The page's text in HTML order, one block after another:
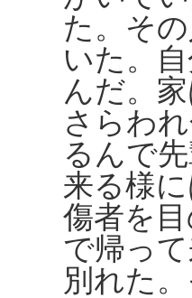
た。そ
いた。
んだ。
さらわ
るんで
来る様
傷者を
で帰っ
別れた